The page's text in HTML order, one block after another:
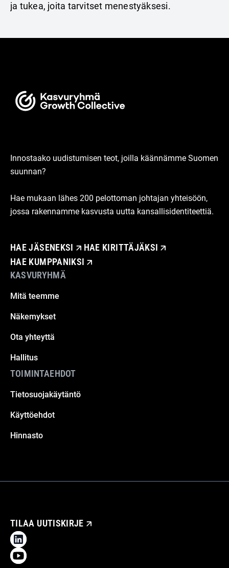
ja tukea, joita tarvitset menestyäksesi.
Innostaako uudistumisen teot, joilla käännämme Suomen
suunnan?
Hae mukaan lähes 200 pelottoman johtajan yhteisöön,
jossa rakennamme kasvusta uutta kansallisidentiteettiä.
HAE JÄSENEKSI
HAE KIRITTÄJÄKSI
HAE KUMPPANIKSI
KASVURYHMÄ
Mitä teemme
Näkemykset
Ota yhteyttä
Hallitus
TOIMINTAEHDOT
Tietosuojakäytäntö
Käyttöehdot
Hinnasto
TILAA UUTISKIRJE